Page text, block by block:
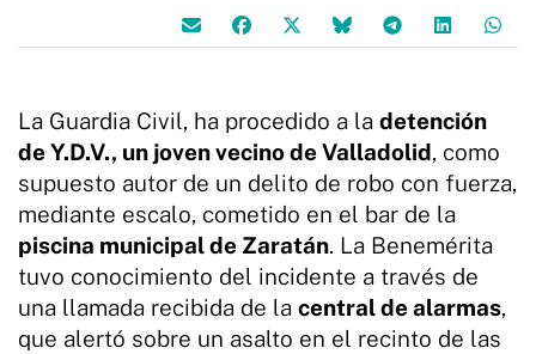
La Guardia Civil, ha procedido a la detención
de Y.D.V., un joven vecino de Valladolid, como
supuesto autor de un delito de robo con fuerza,
mediante escalo, cometido en el bar de la
piscina municipal de Zaratán. La Benemérita
tuvo conocimiento del incidente a través de
una llamada recibida de la central de alarmas,
que alertó sobre un asalto en el recinto de las